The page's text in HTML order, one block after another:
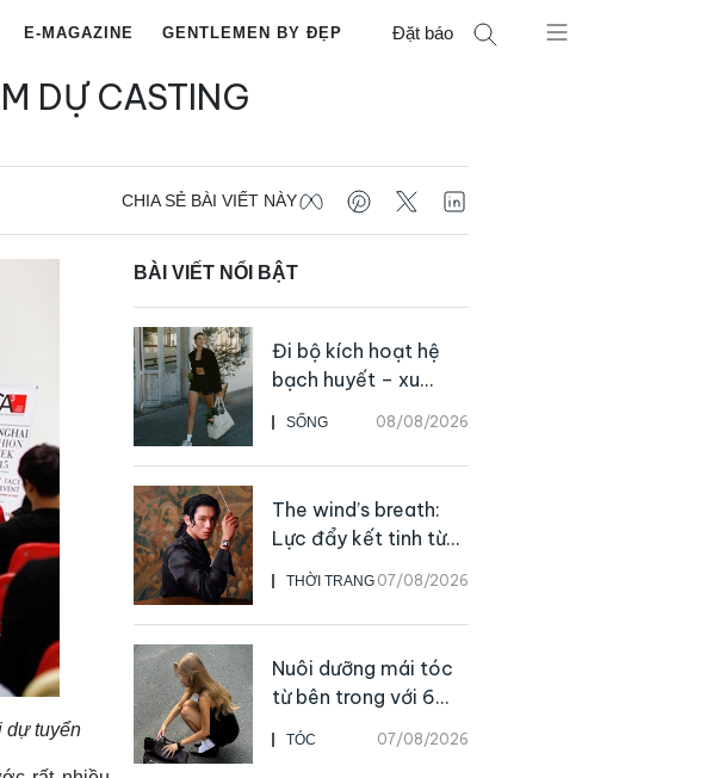
E-MAGAZINE GENTLEMEN BY ĐẸP Đặt báo
DỰ CASTING
CHIA SẺ BÀI VIẾT NÀY
dự tuyển
BÀI VIẾT NỔI BẬT
SỐNG 08/08/2026
Đi bộ kích hoạt hệ
bạch huyết – xu
hướng tập luyện đơn
giản ai cũng có thể
bắt đầu
THỜI TRANG 07/08/2026
The wind’s breath:
Lực đẩy kết tinh từ
sự kiên định
TÓC 07/08/2026
Nuôi dưỡng mái tóc
từ bên trong với 6
thực phẩm giàu
dưỡng chất